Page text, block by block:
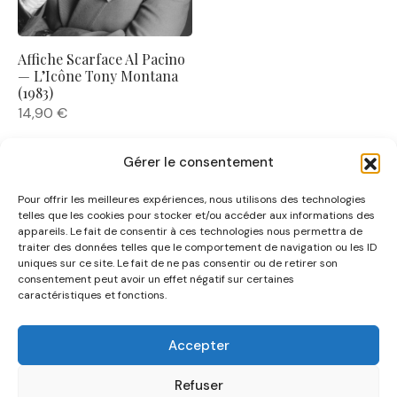
Gérer le consentement
Pour offrir les meilleures expériences, nous utilisons des technologies
telles que les cookies pour stocker et/ou accéder aux informations des
appareils. Le fait de consentir à ces technologies nous permettra de
traiter des données telles que le comportement de navigation ou les ID
uniques sur ce site. Le fait de ne pas consentir ou de retirer son
consentement peut avoir un effet négatif sur certaines
caractéristiques et fonctions.
Accepter
Refuser
Affiche Scarface Al Pacino
— L’Icône Tony Montana
(1983)
14,90 €
NOUS CONNAÎTRE